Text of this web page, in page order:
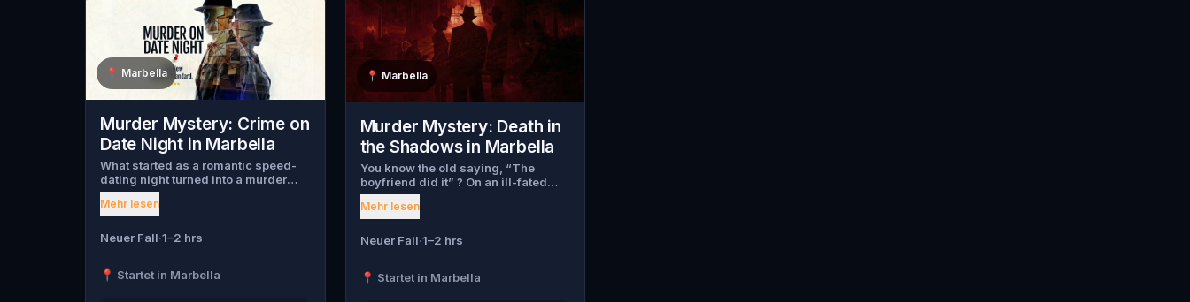
📍 Marbella
Murder Mystery: Crime on
Date Night in Marbella
What started as a romantic speed-
dating night turned into a murder
mystery. Just as introductions
begin, a chilling scream tears
has been murdered , and the killer
forward. This was no random attack.
Mehr lesen
Neuer Fall·1–2 hrs
📍 Startet in Marbella
📍 Marbella
Murder Mystery: Death in
the Shadows in Marbella
You know the old saying, “The
boyfriend did it” ? On an ill-fated
night, love goes terribly wrong for
Bella Wanderlust and Walter Bridges
found dead during a ghost tour led
truth. Was it Walter, the obsessed
Mehr lesen
Neuer Fall·1–2 hrs
📍 Startet in Marbella